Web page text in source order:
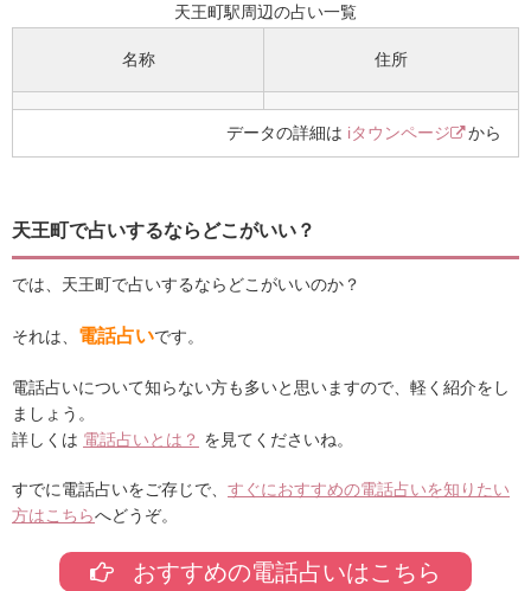
天王町駅周辺の占い一覧
名称 住所
データの詳細は iタウンページ から
天王町で占いするならどこがいい？
では、天王町で占いするならどこがいいのか？
それは、 電話占いです。
電話占いについて知らない方も多いと思いますので、軽く紹介をし
ましょう。
詳しくは 電話占いとは？ を見てくださいね。
すでに電話占いをご存じで、 すぐにおすすめの電話占いを知りたい
方はこちらへどうぞ。
おすすめの電話占いはこちら